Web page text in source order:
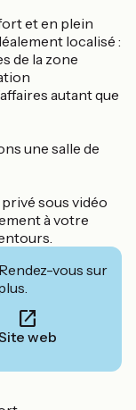
et en plein
localisé :
de la zone
autant que
une salle de
privé sous vidéo
à votre
vous sur
web